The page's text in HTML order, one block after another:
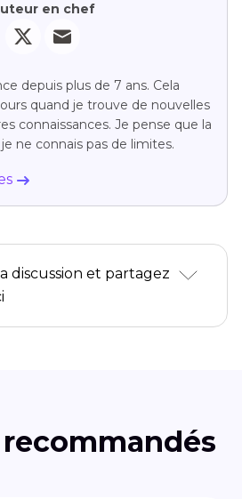
en chef
depuis plus de 7 ans. Cela
quand je trouve de nouvelles
connaissances. Je pense que la
ne connais pas de limites.
discussion et partagez